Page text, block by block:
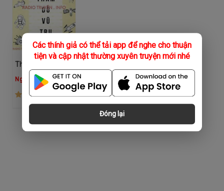
Các thính giả có thể tải app để nghe cho thuận
tiện và cập nhật thường xuyên truyện mới nhé
Đóng lại
Thăm Dò Vũ Trụ
Ngọc Hân